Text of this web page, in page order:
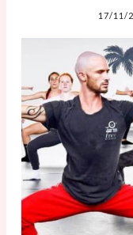
17/11/